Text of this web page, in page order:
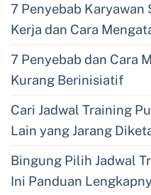
7 Penyebab Karyawan
Kerja dan Cara
7 Penyebab dan Cara
Kurang Berinisiatif
Cari Jadwal Training
Lain yang Jarang
Bingung Pilih Jadwal
Ini Panduan